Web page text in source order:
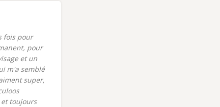
fois pour
pour
et un
m'a semblé
super,
toujours